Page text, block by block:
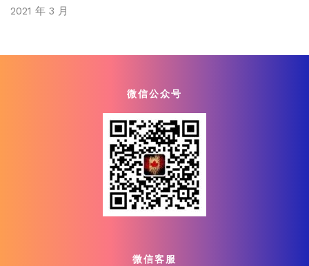
2021 年 3 月
微信公众号
微信客服